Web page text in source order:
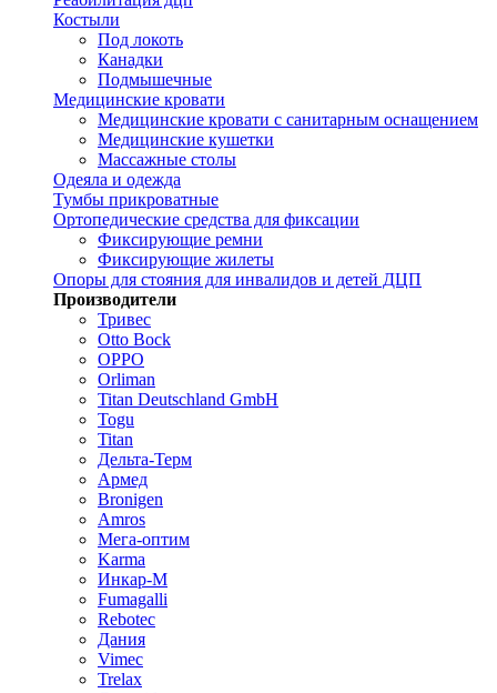
Костыли
Под локоть
Канадки
Подмышечные
Медицинские кровати
Медицинские кровати с санитарным оснащением
Медицинские кушетки
Массажные столы
Одеяла и одежда
Тумбы прикроватные
Ортопедические средства для фиксации
Фиксирующие ремни
Фиксирующие жилеты
Опоры для стояния для инвалидов и детей ДЦП
Производители
Тривес
Otto Bock
OPPO
Orliman
Titan Deutschland GmbH
Togu
Titan
Дельта-Терм
Армед
Bronigen
Amros
Мега-оптим
Karma
Инкар-М
Fumagalli
Rebotec
Дания
Vimec
Trelax